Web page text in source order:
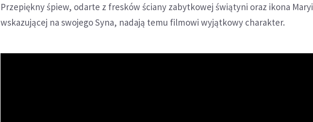
Przepiękny śpiew, odarte z fresków ściany zabytkowej świątyni oraz ikona Maryi
wskazującej na swojego Syna, nadają temu filmowi wyjątkowy charakter.